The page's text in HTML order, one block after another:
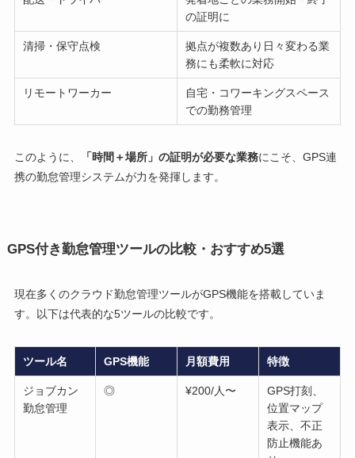
の証明に
清掃・保守点検
拠点が複数あり日々変わる業
務にも柔軟に対応
リモートワーカー
自宅・コワーキングスペース
での勤務管理
このように、 「時間＋場所」の証明が必要な業務にこそ、GPS連
携の勤怠管理システムが力を発揮します。
GPS付き勤怠管理ツールの比較・おすすめ5選
現在多くのクラウド勤怠管理ツールがGPS機能を搭載していま
す。以下は代表的な5ツールの比較です。
ツール名 GPS機能 月額費用 特徴
ジョブカン
勤怠管理
◎ ¥200/人〜
GPS打刻、
位置マップ
表示、不正
防止機能あ